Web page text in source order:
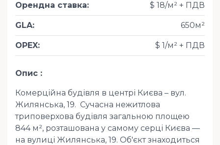
Орендна ставка: $ 18/м² + ПДВ
GLA: 650м²
OPEX: $ 1/м² + ПДВ
Опис
Комерційна будівля в центрі Києва – вул.
Жилянська, 19. Сучасна нежитлова
триповерхова будівля загальною площею
844 м², розташована у самому серці Києва —
на вулиці Жилянська, 19. Об'єкт знаходиться